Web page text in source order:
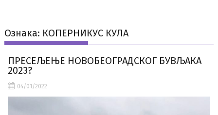
Ознака: КОПЕРНИКУС КУЛА
ПРЕСЕЉЕЊЕ НОВОБЕОГРАДСКОГ БУВЉАКА
2023?
04/01/2022